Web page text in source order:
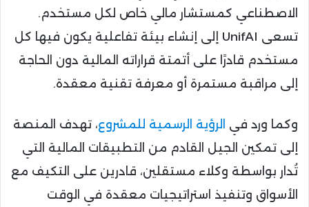
الاصطناعي كمستشار مالي خاص لكل مستخدم.
تسعى UnifAI إلى إنشاء بيئة تفاعلية يكون فيها كل
مستخدم قادرًا على أتمتة قراراته المالية دون الحاجة
إلى مراقبة مستمرة أو معرفة تقنية معقدة.
وكما ورد في الرؤية الرسمية للمشروع، تهدف المنصة
إلى تمكين الجيل القادم من التطبيقات المالية التي
تُدار بواسطة وكلاء مستقلين، قادرين على التكيف مع
الأسواق وتنفيذ استراتيجيات معقدة في الوقت